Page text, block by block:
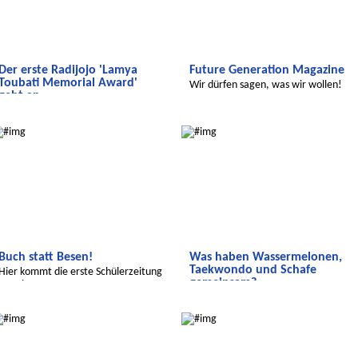
Der erste Radijojo 'Lamya
Memorial Award'
geht an ...
Award' geht an ...
Future Generation Magazine
Wir dürfen sagen, was wir wollen!
Buch statt Besen!
Hier kommt die erste Schülerzeitung
Was haben Wassermelonen,
Taekwondo und Schafe
gemeinsam?
unserer Zeitung!